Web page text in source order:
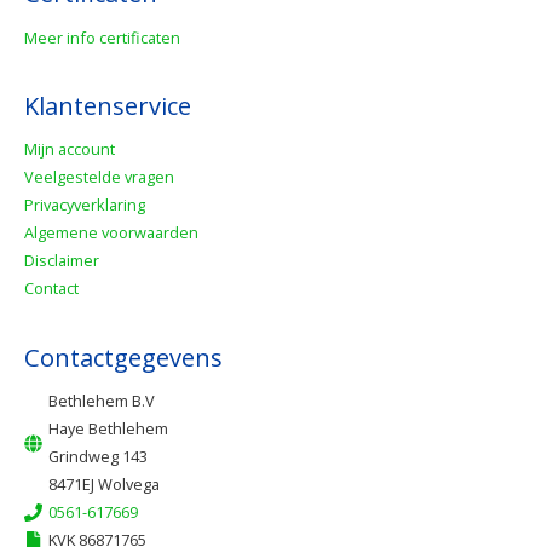
Meer info certificaten
Klantenservice
Mijn account
Veelgestelde vragen
Privacyverklaring
Algemene voorwaarden
Disclaimer
Contact
Contactgegevens
Bethlehem B.V
Haye Bethlehem
Grindweg 143
8471EJ Wolvega
0561-617669
KVK 86871765